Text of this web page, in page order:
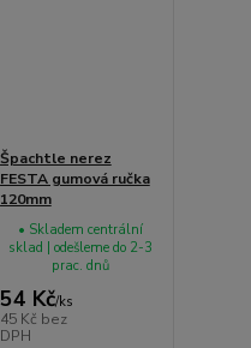
Špachtle nerez
FESTA gumová ručka
120mm
54 Kč/ks
45 Kč bez
DPH
• Skladem centrální
sklad | odešleme do 2-3
prac. dnů